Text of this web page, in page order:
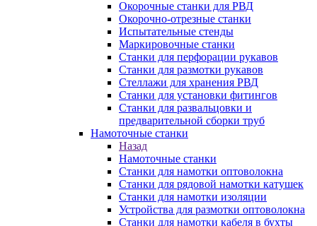
Окорочные станки для РВД
Окорочно-отрезные станки
Испытательные стенды
Маркировочные станки
Станки для перфорации рукавов
Станки для размотки рукавов
Стеллажи для хранения РВД
Станки для установки фитингов
Станки для развальцовки и
предварительной сборки труб
Намоточные станки
Назад
Намоточные станки
Станки для намотки оптоволокна
Станки для рядовой намотки катушек
Станки для намотки изоляции
Устройства для размотки оптоволокна
Станки для намотки кабеля в бухты